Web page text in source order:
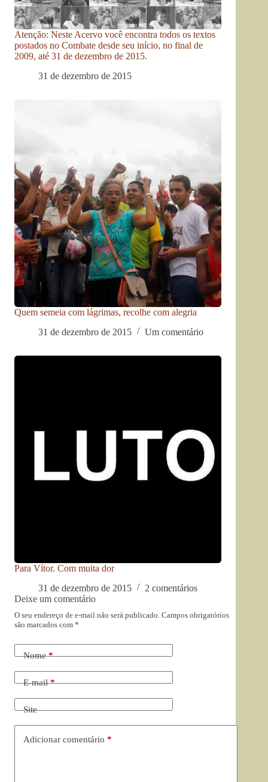
Atenção: Neste Acervo você encontra todos os textos
postados no Combate desde seu início, no final de
2009, até 31 de dezembro de 2015.
31 de dezembro de 2015
Quem semeia com lágrimas, recolhe com alegria
31 de dezembro de 2015
Um comentário
Para Vítor. Com muita dor
31 de dezembro de 2015
2 comentários
Deixe um comentário
O seu endereço de e-mail não será publicado. Campos obrigatórios
são marcados com *
Nome*
E-mail*
Site
Adicionar comentário *